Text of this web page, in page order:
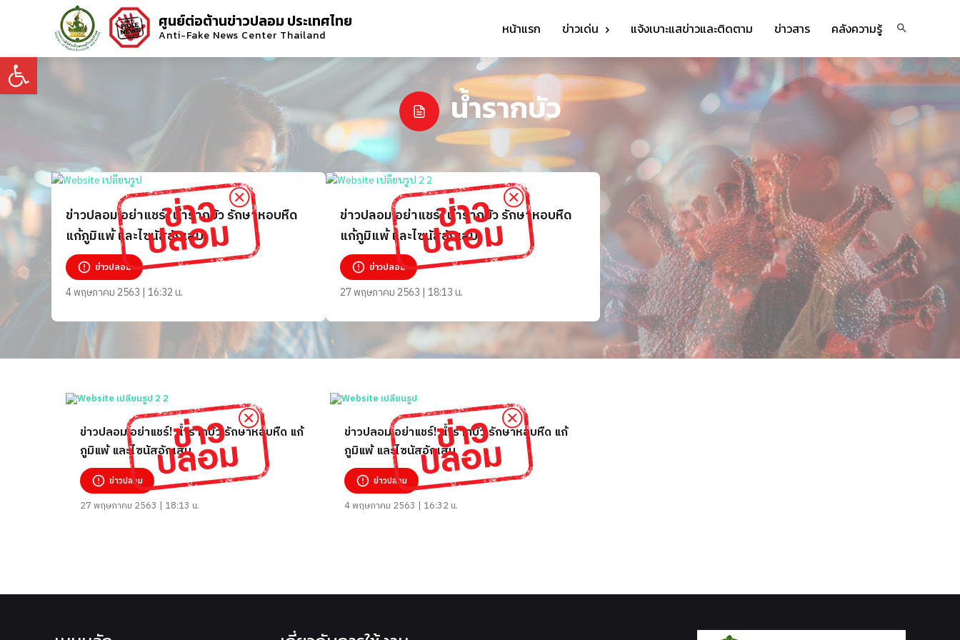
Open toolbar
ศูนย์ต่อต้านข่าวปลอม ประเทศไทย
Anti-Fake News Center Thailand หน้าแรก ข่าวเด่น แจ้งเบาะแสข่าวและติดตาม ข่าวสาร คลังความรู้
น้ำรากบัว
ข่าวปลอม อย่าแชร์! น้ำรากบัว รักษาหอบหืด
แก้ภูมิแพ้ และไซนัสอักเสบ
ข่าวปลอม
4 พฤษภาคม 2563 | 16:32 น.
ข่าวปลอม อย่าแชร์! น้ำรากบัว รักษาหอบหืด
แก้ภูมิแพ้ และไซนัสอักเสบ
ข่าวปลอม
27 พฤษภาคม 2563 | 18:13 น.
ข่าวปลอม อย่าแชร์! น้ำรากบัว รักษาหอบหืด แก้
ภูมิแพ้ และไซนัสอักเสบ
ข่าวปลอม
27 พฤษภาคม 2563 | 18:13 น.
ข่าวปลอม อย่าแชร์! น้ำรากบัว รักษาหอบหืด แก้
ภูมิแพ้ และไซนัสอักเสบ
ข่าวปลอม
4 พฤษภาคม 2563 | 16:32 น.